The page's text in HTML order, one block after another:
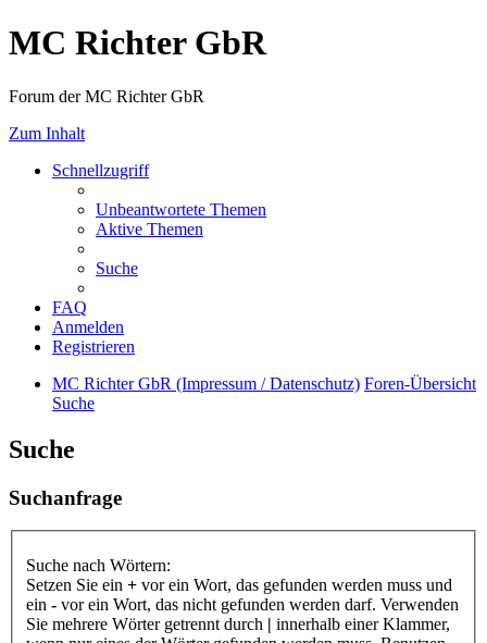
MC Richter GbR
Forum der MC Richter GbR
Zum Inhalt
Schnellzugriff
Unbeantwortete Themen
Aktive Themen
Suche
FAQ
Anmelden
Registrieren
MC Richter GbR (Impressum / Datenschutz) Foren-Übersicht
Suche
Suche
Suchanfrage
Suche nach Wörtern:
Setzen Sie ein + vor ein Wort, das gefunden werden muss und
ein - vor ein Wort, das nicht gefunden werden darf. Verwenden
Sie mehrere Wörter getrennt durch | innerhalb einer Klammer,